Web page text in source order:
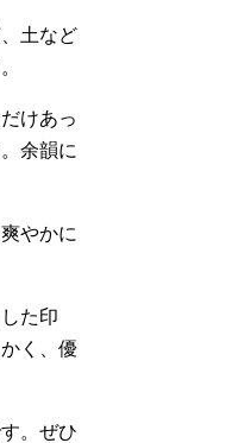
土など
けあっ
余韻に
やかに
た印
く、優
。ぜひ